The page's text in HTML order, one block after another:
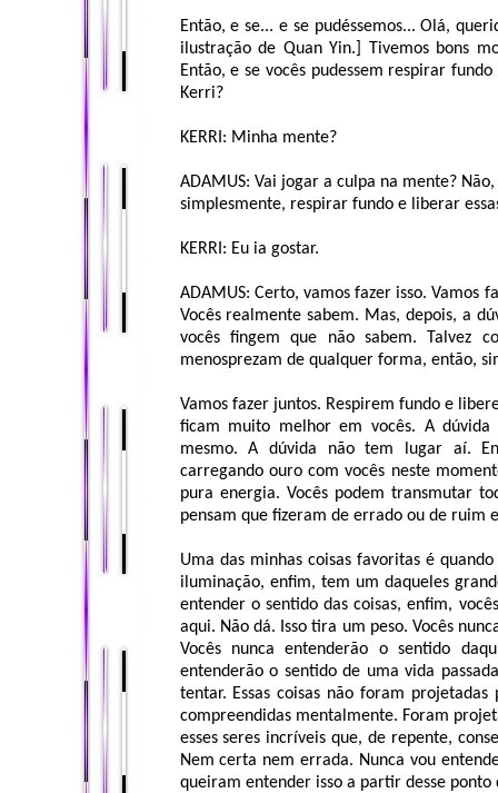
Então, e se... e se pudéssemos... Olá,
ilustração de Quan Yin.] Tivemos bons
Então, e se vocês pudessem respirar
Kerri?
KERRI: Minha mente?
ADAMUS: Vai jogar a culpa na mente?
simplesmente, respirar fundo e liberar
KERRI: Eu ia gostar.
ADAMUS: Certo, vamos fazer isso. Vamos
Vocês realmente sabem. Mas, depois, a
vocês fingem que não sabem. Talvez
menosprezam de qualquer forma, então,
Vamos fazer juntos. Respirem fundo e
ficam muito melhor em vocês. A dúvida
mesmo. A dúvida não tem lugar aí.
carregando ouro com vocês neste
pura energia. Vocês podem transmutar
pensam que fizeram de errado ou de ruim
Uma das minhas coisas favoritas é
iluminação, enfim, tem um daqueles
entender o sentido das coisas, enfim,
aqui. Não dá. Isso tira um peso. Vocês
Vocês nunca entenderão o sentido
entenderão o sentido de uma vida
tentar. Essas coisas não foram
compreendidas mentalmente. Foram
esses seres incríveis que, de repente,
Nem certa nem errada. Nunca vou
queiram entender isso a partir desse